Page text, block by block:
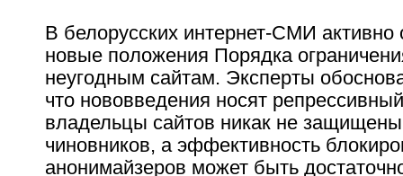
В белорусских интернет-СМИ
новые положения Порядка
неугодным сайтам. Эксперты
что нововведения носят
владельцы сайтов никак не
чиновников, а эффективность
анонимайзеров может быть